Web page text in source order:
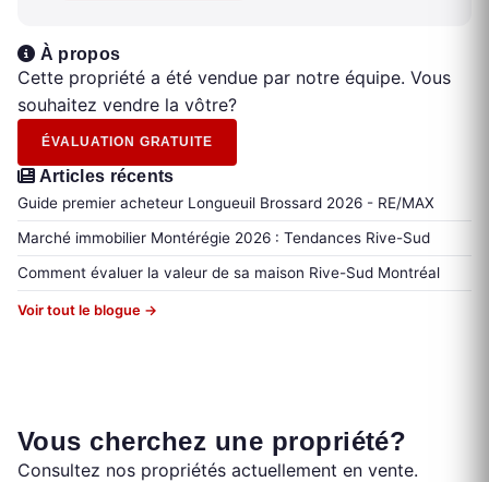
À propos
Cette propriété a été vendue par notre équipe. Vous
souhaitez vendre la vôtre?
ÉVALUATION GRATUITE
Articles récents
Guide premier acheteur Longueuil Brossard 2026 - RE/MAX
Marché immobilier Montérégie 2026 : Tendances Rive-Sud
Comment évaluer la valeur de sa maison Rive-Sud Montréal
Voir tout le blogue →
Vous cherchez une propriété?
Consultez nos propriétés actuellement en vente.